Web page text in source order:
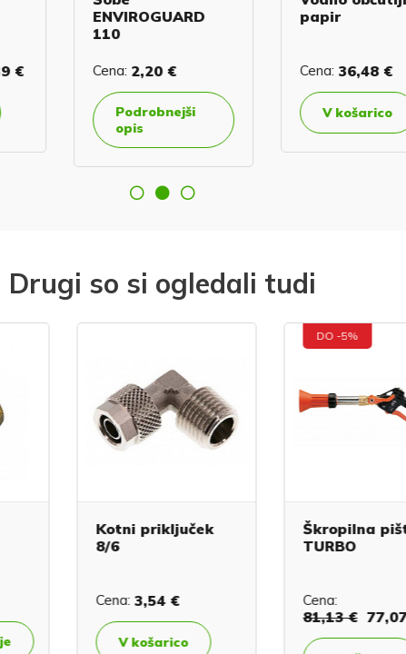
€
ENVIROGUARD
110
Cena: 2,20 €
Podrobnejši
opis
papir
Cena: 36,48 €
V košarico
Drugi so si ogledali tudi
Kotni priključek
8/6
Cena: 3,54 €
V košarico
DO -5%
Škropilna
TURBO
Cena:
81,13 €